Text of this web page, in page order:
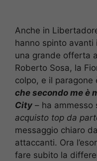
Anche in
hanno spinto avanti
una grande offerta
Roberto Sosa, la
colpo, e il paragone
che secondo me è
City – ha ammesso
acquisto top da
messaggio chiaro
attaccanti. Ora
fare subito la